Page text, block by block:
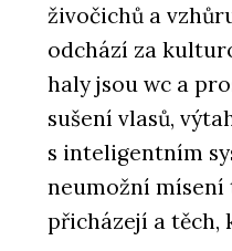
živočichů a
odchází za
haly jsou wc a
sušení vlasů,
s inteligentním
neumožní mísení
přicházejí a těch,